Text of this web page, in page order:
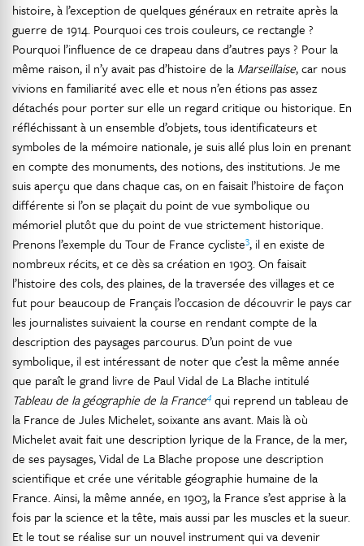
histoire, à l’exception de quelques généraux en retraite après la
guerre de 1914. Pourquoi ces trois couleurs, ce rectangle ?
Pourquoi l’influence de ce drapeau dans d’autres pays ? Pour la
même raison, il n’y avait pas d’histoire de la Marseillaise, car nous
vivions en familiarité avec elle et nous n’en étions pas assez
détachés pour porter sur elle un regard critique ou historique. En
réfléchissant à un ensemble d’objets, tous identificateurs et
symboles de la mémoire nationale, je suis allé plus loin en prenant
en compte des monuments, des notions, des institutions. Je me
suis aperçu que dans chaque cas, on en faisait l’histoire de façon
différente si l’on se plaçait du point de vue symbolique ou
mémoriel plutôt que du point de vue strictement historique.
Prenons l’exemple du Tour de France cycliste3, il en existe de
nombreux récits, et ce dès sa création en 1903. On faisait
l’histoire des cols, des plaines, de la traversée des villages et ce
fut pour beaucoup de Français l’occasion de découvrir le pays car
les journalistes suivaient la course en rendant compte de la
description des paysages parcourus. D’un point de vue
symbolique, il est intéressant de noter que c’est la même année
que paraît le grand livre de Paul Vidal de La Blache intitulé
Tableau de la géographie de la France4 qui reprend un tableau de
la France de Jules Michelet, soixante ans avant. Mais là où
Michelet avait fait une description lyrique de la France, de la mer,
de ses paysages, Vidal de La Blache propose une description
scientifique et crée une véritable géographie humaine de la
France. Ainsi, la même année, en 1903, la France s’est apprise à la
fois par la science et la tête, mais aussi par les muscles et la sueur.
Et le tout se réalise sur un nouvel instrument qui va devenir